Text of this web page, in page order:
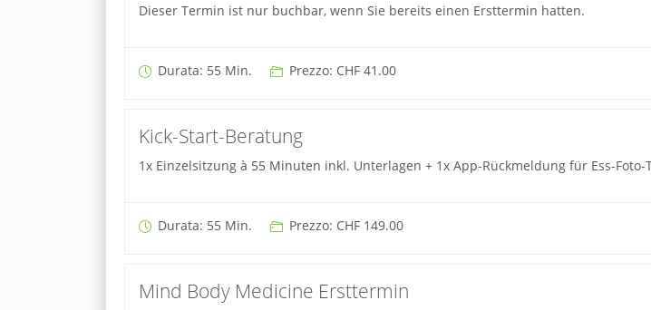
Dieser Termin ist nur buchbar, wenn Sie bereits einen Ersttermin hatten.
Durata: 55 Min. Prezzo: CHF 41.00
Kick-Start-Beratung
1x Einzelsitzung à 55 Minuten inkl. Unterlagen + 1x App-Rückmeldung für Ess-Foto-
Durata: 55 Min. Prezzo: CHF 149.00
Mind Body Medicine Ersttermin